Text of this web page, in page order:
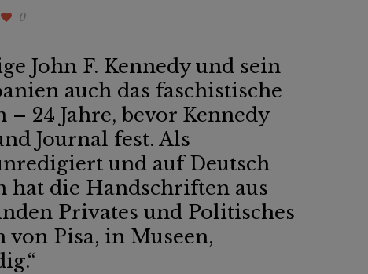
0
John F. Kennedy und sein
auch das faschistische
24 Jahre, bevor Kennedy
Journal fest. Als
und auf Deutsch
hat die Handschriften aus
Privates und Politisches
Pisa, in Museen,